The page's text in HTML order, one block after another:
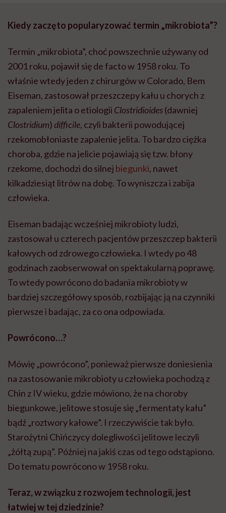
Kiedy zaczęto popularyzować termin „mikrobiota”?
Termin „mikrobiota”, choć powszechnie używany od
2001 roku, pojawił się de facto w 1958 roku. To
właśnie wtedy jeden z chirurgów w Colorado, Bem
Eiseman, zastosował przeszczepy kału u chorych z
zapaleniem jelita o etiologii Clostridioides(dawniej
Clostridium)difficile, czyli bakterii powodującej
rzekomobłoniaste zapalenie jelita. To bardzo ciężka
choroba, gdzie na jelicie pojawiają się tzw. błony
rzekome, dochodzi do silnej biegunki, nawet
kilkadziesiąt litrów na dobę. To wyniszcza i zabija
człowieka.
Eiseman badając wcześniej mikrobioty ludzi,
zastosował u czterech pacjentów przeszczep bakterii
kałowych od zdrowego człowieka. I wtedy po 48
godzinach zaobserwował on spektakularną poprawę.
To wtedy powrócono do badania mikrobioty w
bardziej szczegółowy sposób, rozbijając ją na czynniki
pierwsze i badając, za co ona odpowiada.
Powrócono…?
Mówię „powrócono”, ponieważ pierwsze doniesienia
na zastosowanie mikrobioty u człowieka pochodzą z
Chin z IV wieku, gdzie mówiono, że na choroby
biegunkowe, jelitowe stosuje się „fermentaty kału”
bądź „roztwory kałowe”. I rzeczywiście tak było.
Starożytni Chińczycy dolegliwości jelitowe leczyli
„żółtą zupą”. Później na jakiś czas od tego odstąpiono.
Do tematu powrócono w 1958 roku.
Teraz, w związku z rozwojem technologii, jest
łatwiej w tej dziedzinie?